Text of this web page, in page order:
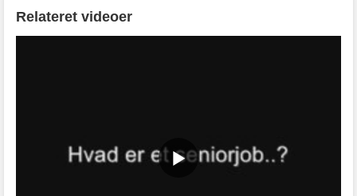
Relateret videoer